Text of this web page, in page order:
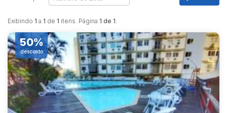
Exibindo 1 a 1 de 1 itens. Página 1 de 1.
50%
desconto